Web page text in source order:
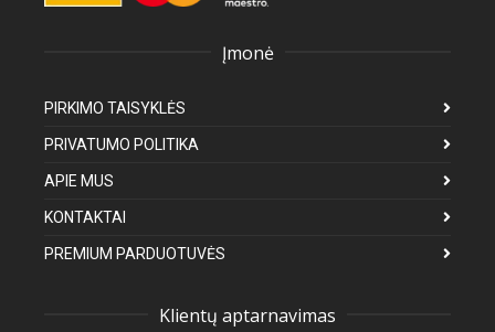
Įmonė
PIRKIMO TAISYKLĖS
PRIVATUMO POLITIKA
APIE MUS
KONTAKTAI
PREMIUM PARDUOTUVĖS
Klientų aptarnavimas